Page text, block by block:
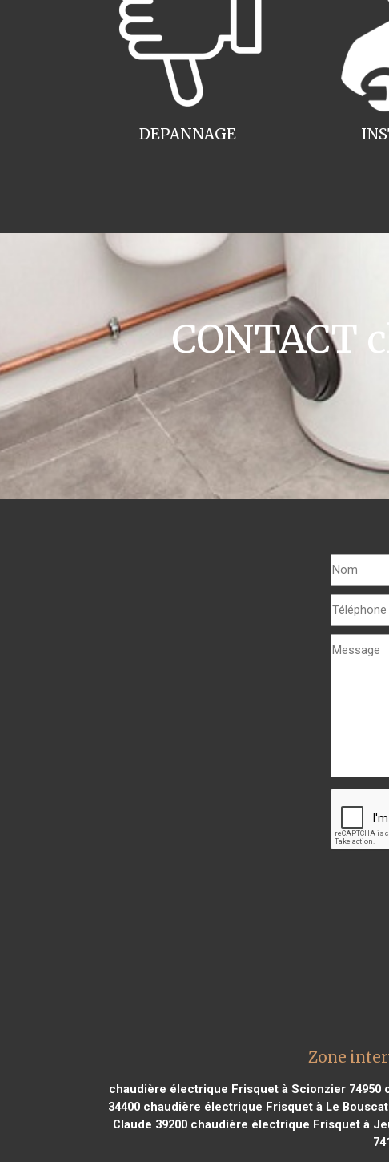
DEPANNAGE
CONTACT
Zone
chaudière électrique Frisquet à Scionzier 74950
34400 chaudière électrique Frisquet à Le Bouscat
Claude 39200chaudière électrique Frisquet à